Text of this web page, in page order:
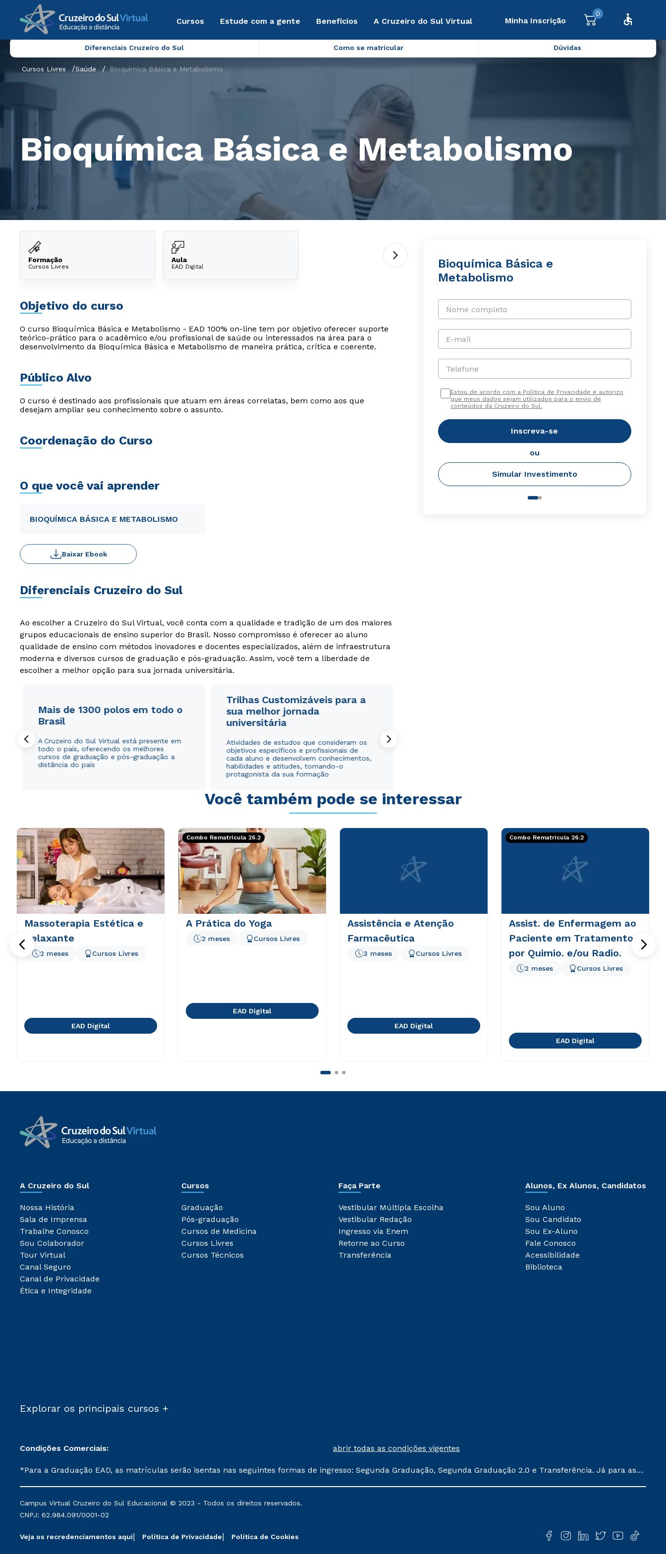
Cursos Estude com a gente Benefícios A Cruzeiro do Sul Virtual Minha Inscrição
0
Diferenciais Cruzeiro do Sul Como se matricular Dúvidas
Cursos Livres Saúde Bioquímica Básica e Metabolismo
Bioquímica Básica e Metabolismo
Formação
Cursos Livres
Aula
EAD Digital
Objetivo do curso
O curso Bioquímica Básica e Metabolismo - EAD 100% on-line tem por objetivo oferecer suporte
teórico-prático para o acadêmico e/ou profissional de saúde ou interessados na área para o
desenvolvimento da Bioquímica Básica e Metabolismo de maneira prática, crítica e coerente.
Público Alvo
O curso é destinado aos profissionais que atuam em áreas correlatas, bem como aos que
desejam ampliar seu conhecimento sobre o assunto.
Coordenação do Curso
O que você vai aprender
BIOQUÍMICA BÁSICA E METABOLISMO
Baixar Ebook
Diferenciais Cruzeiro do Sul
Ao escolher a Cruzeiro do Sul Virtual, você conta com a qualidade e tradição de um dos maiores
grupos educacionais de ensino superior do Brasil. Nosso compromisso é oferecer ao aluno
qualidade de ensino com métodos inovadores e docentes especializados, além de infraestrutura
moderna e diversos cursos de graduação e pós-graduação. Assim, você tem a liberdade de
escolher a melhor opção para sua jornada universitária.
Mais de 1300 polos em todo o
Brasil
A Cruzeiro do Sul Virtual está presente em
todo o país, oferecendo os melhores
cursos de graduação e pós-graduação a
distância do país
Trilhas Customizáveis para a
sua melhor jornada
universitária
Atividades de estudos que consideram os
objetivos específicos e profissionais de
cada aluno e desenvolvem conhecimentos,
habilidades e atitudes, tornando-o
protagonista da sua formação
Bioquímica Básica e
Metabolismo
Nome completo
E-mail
Telefone
Estou de acordo com a Política de Privacidade e autorizo
que meus dados sejam utilizados para o envio de
conteúdos da Cruzeiro do Sul.
Inscreva-se
ou
Simular Investimento
Você também pode se interessar
Massoterapia Estética e
Relaxante
2 meses Cursos Livres
EAD Digital
Combo Rematrícula 26.2
A Prática do Yoga
2 meses Cursos Livres
EAD Digital
Assistência e Atenção
Farmacêutica
3 meses Cursos Livres
EAD Digital
Combo Rematrícula 26.2
Assist. de Enfermagem ao
Paciente em Tratamento
por Quimio. e/ou Radio.
2 meses Cursos Livres
EAD Digital
A Cruzeiro do Sul
Nossa História
Sala de Imprensa
Trabalhe Conosco
Sou Colaborador
Tour Virtual
Canal Seguro
Canal de Privacidade
Ética e Integridade
Cursos
Graduação
Pós-graduação
Cursos de Medicina
Cursos Livres
Cursos Técnicos
Faça Parte
Vestibular Múltipla Escolha
Vestibular Redação
Ingresso via Enem
Retorne ao Curso
Transferência
Alunos, Ex Alunos, Candidatos
Sou Aluno
Sou Candidato
Sou Ex-Aluno
Fale Conosco
Acessibilidade
Biblioteca
Explorar os principais cursos +
Condições Comerciais: abrir todas as condições vigentes
*Para a Graduação EAD, as matrículas serão isentas nas seguintes formas de ingresso: Segunda Graduação, Segunda Graduação 2.0 e Transferência. Já para as
mantidos conforme negociação. Descontos institucionais poderão sofrer alterações nos períodos de rematrícula conforme exposto no contrato de prestação de
serviços.
Campus Virtual Cruzeiro do Sul Educacional © 2023 - Todos os direitos reservados.
CNPJ: 62.984.091/0001-02
Veja os recredenciamentos aqui Política de Privacidade Política de Cookies
WhatsApp
ou
Estou de acordo com aPolítica de Privacidade.e
autorizo que meus dados sejam utilizados para o
envio de conteúdos da Cruzeiro do Sul.
WhatsApp
ou
Estou de acordo com aPolítica de Privacidade.e
autorizo que meus dados sejam utilizados para o
envio de conteúdos da Cruzeiro do Sul.